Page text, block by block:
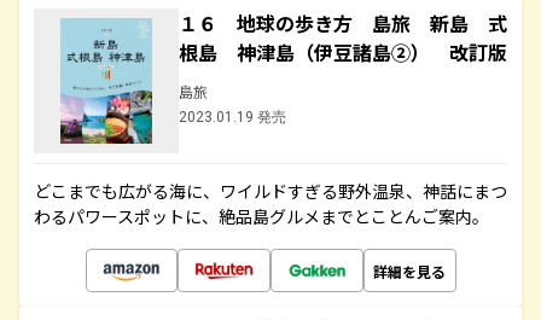
１６ 地球の歩き方 島旅 新島 式
根島 神津島（伊豆諸島②） 改訂版
島旅
2023.01.19 発売
どこまでも広がる海に、ワイルドすぎる野外温泉、神話にまつ
わるパワースポットに、絶品島グルメまでとことんご案内。
詳細を見る